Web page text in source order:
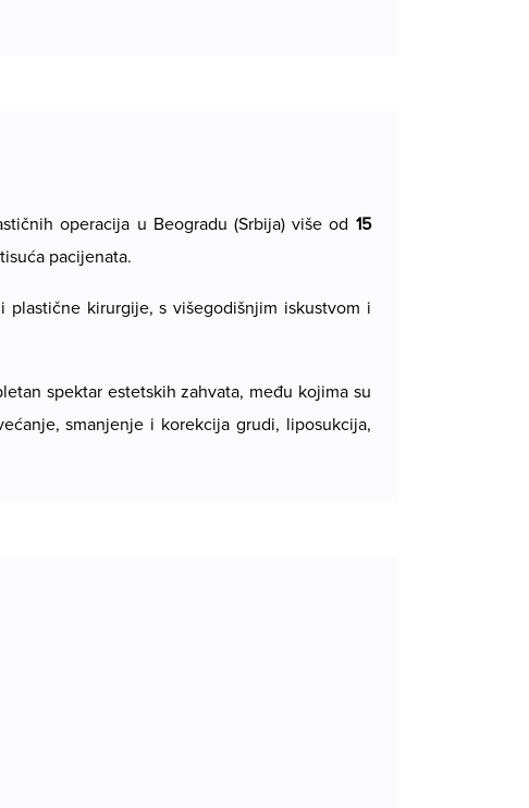
operacija u Beogradu (Srbija) više od 15
pacijenata.
kirurgije, s višegodišnjim iskustvom i
spektar estetskih zahvata, među kojima su
smanjenje i korekcija grudi, liposukcija,